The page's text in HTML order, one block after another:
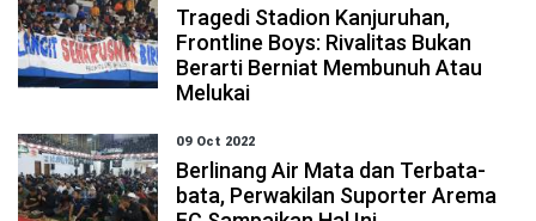
Tragedi Stadion Kanjuruhan,
Frontline Boys: Rivalitas Bukan
Berarti Berniat Membunuh Atau
Melukai
09 Oct 2022
Berlinang Air Mata dan Terbata-
bata, Perwakilan Suporter Arema